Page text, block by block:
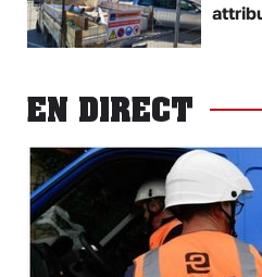
EN DIRECT